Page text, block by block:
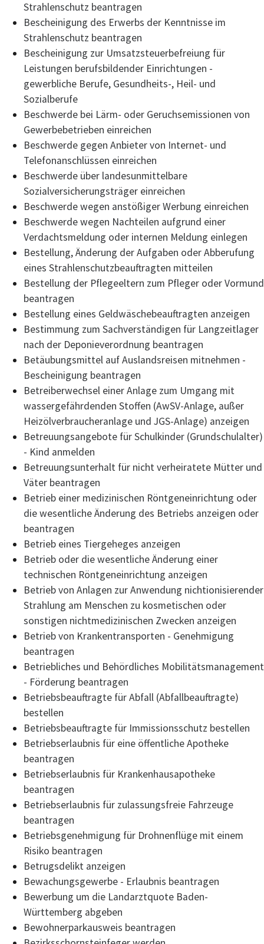
Strahlenschutz beantragen
Bescheinigung des Erwerbs der Kenntnisse im
Strahlenschutz beantragen
Bescheinigung zur Umsatzsteuerbefreiung für
Leistungen berufsbildender Einrichtungen -
gewerbliche Berufe, Gesundheits-, Heil- und
Sozialberufe
Beschwerde bei Lärm- oder Geruchsemissionen von
Gewerbebetrieben einreichen
Beschwerde gegen Anbieter von Internet- und
Telefonanschlüssen einreichen
Beschwerde über landesunmittelbare
Sozialversicherungsträger einreichen
Beschwerde wegen anstößiger Werbung einreichen
Beschwerde wegen Nachteilen aufgrund einer
Verdachtsmeldung oder internen Meldung einlegen
Bestellung, Änderung der Aufgaben oder Abberufung
eines Strahlenschutzbeauftragten mitteilen
Bestellung der Pflegeeltern zum Pfleger oder Vormund
beantragen
Bestellung eines Geldwäschebeauftragten anzeigen
Bestimmung zum Sachverständigen für Langzeitlager
nach der Deponieverordnung beantragen
Betäubungsmittel auf Auslandsreisen mitnehmen -
Bescheinigung beantragen
Betreiberwechsel einer Anlage zum Umgang mit
wassergefährdenden Stoffen (AwSV-Anlage, außer
Heizölverbraucheranlage und JGS-Anlage) anzeigen
Betreuungsangebote für Schulkinder (Grundschulalter)
- Kind anmelden
Betreuungsunterhalt für nicht verheiratete Mütter und
Väter beantragen
Betrieb einer medizinischen Röntgeneinrichtung oder
die wesentliche Änderung des Betriebs anzeigen oder
beantragen
Betrieb eines Tiergeheges anzeigen
Betrieb oder die wesentliche Änderung einer
technischen Röntgeneinrichtung anzeigen
Betrieb von Anlagen zur Anwendung nichtionisierender
Strahlung am Menschen zu kosmetischen oder
sonstigen nichtmedizinischen Zwecken anzeigen
Betrieb von Krankentransporten - Genehmigung
beantragen
Betriebliches und Behördliches Mobilitätsmanagement
- Förderung beantragen
Betriebsbeauftragte für Abfall (Abfallbeauftragte)
bestellen
Betriebsbeauftragte für Immissionsschutz bestellen
Betriebserlaubnis für eine öffentliche Apotheke
beantragen
Betriebserlaubnis für Krankenhausapotheke
beantragen
Betriebserlaubnis für zulassungsfreie Fahrzeuge
beantragen
Betriebsgenehmigung für Drohnenflüge mit einem
Risiko beantragen
Betrugsdelikt anzeigen
Bewachungsgewerbe - Erlaubnis beantragen
Bewerbung um die Landarztquote Baden-
Württemberg abgeben
Bewohnerparkausweis beantragen